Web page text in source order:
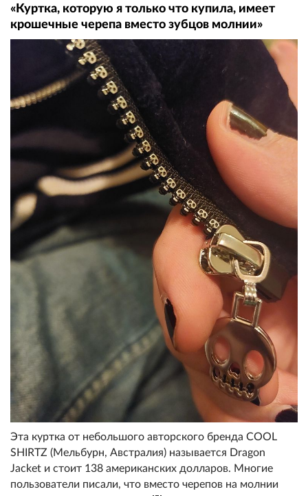
«Куртка, которую я только что купила, имеет
крошечные черепа вместо зубцов молнии»
Эта куртка от небольшого авторского бренда COOL
SHIRTZ (Мельбурн, Австралия) называется Dragon
Jacket и стоит 138 американских долларов. Многие
пользователи писали, что вместо черепов на молнии